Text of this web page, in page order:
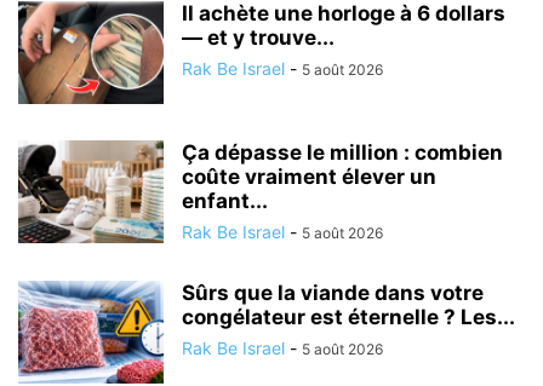
Il achète une horloge à 6 dollars
— et y trouve...
Rak Be Israel - 5 août 2026
Ça dépasse le million : combien
coûte vraiment élever un
enfant...
Rak Be Israel - 5 août 2026
Sûrs que la viande dans votre
congélateur est éternelle ? Les...
Rak Be Israel - 5 août 2026